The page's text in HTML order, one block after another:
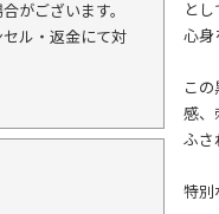
がございます。
ル・返金にて対
と
心身
こ
感、
ふさ
特別